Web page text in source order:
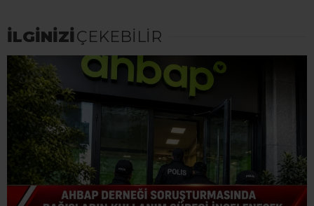
İLGİNİZİÇEKEBİLİR